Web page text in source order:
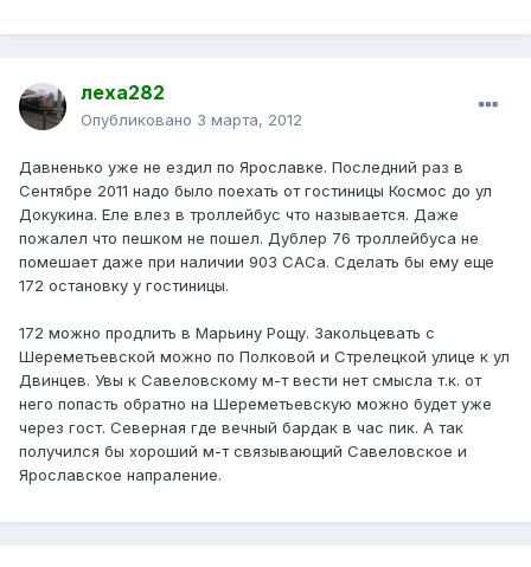
леха282
Опубликовано 3 марта, 2012
Давненько уже не ездил по Ярославке. Последний раз в
Сентябре 2011 надо было поехать от гостиницы Космос до ул
Докукина. Еле влез в троллейбус что называется. Даже
пожалел что пешком не пошел. Дублер 76 троллейбуса не
помешает даже при наличии 903 САСа. Сделать бы ему еще
172 остановку у гостиницы.
172 можно продлить в Марьину Рощу. Закольцевать с
Шереметьевской можно по Полковой и Стрелецкой улице к ул
Двинцев. Увы к Савеловскому м-т вести нет смысла т.к. от
него попасть обратно на Шереметьевскую можно будет уже
через гост. Северная где вечный бардак в час пик. А так
получился бы хороший м-т связывающий Савеловское и
Ярославское напраление.